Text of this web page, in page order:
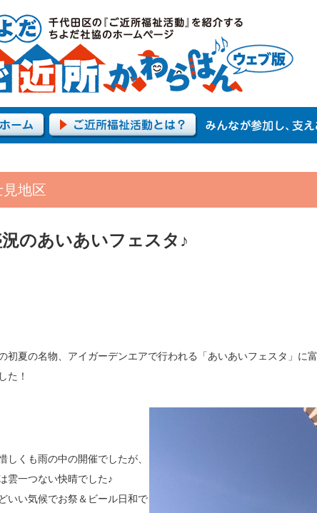
見地区
のあいあいフェスタ♪
初夏の名物、アイガーデンエアで行われる「あいあいフェスタ」に
た！
しくも雨の中の開催でしたが、
雲一つない快晴でした♪
いい気候でお祭＆ビール日和で